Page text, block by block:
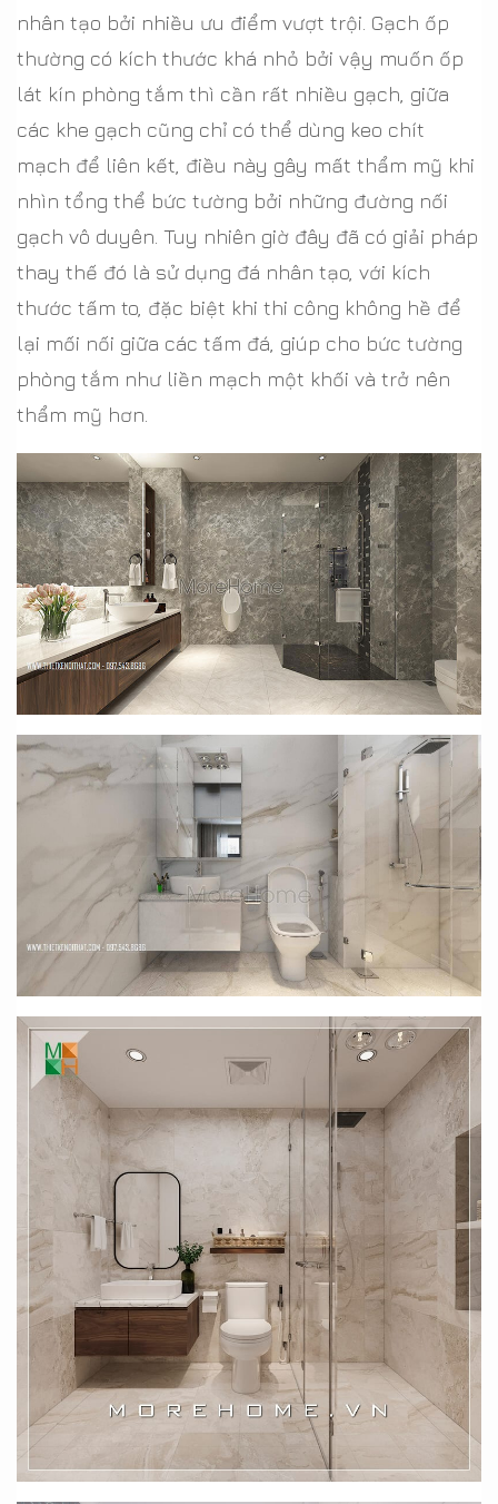
nhân tạo bởi nhiều ưu điểm vượt trội. Gạch ốp
thường có kích thước khá nhỏ bởi vậy muốn ốp
lát kín phòng tắm thì cần rất nhiều gạch, giữa
các khe gạch cũng chỉ có thể dùng keo chít
mạch để liên kết, điều này gây mất thẩm mỹ khi
nhìn tổng thể bức tường bởi những đường nối
gạch vô duyên. Tuy nhiên giờ đây đã có giải pháp
thay thế đó là sử dụng đá nhân tạo, với kích
thước tấm to, đặc biệt khi thi công không hề để
lại mối nối giữa các tấm đá, giúp cho bức tường
phòng tắm như liền mạch một khối và trở nên
thẩm mỹ hơn.